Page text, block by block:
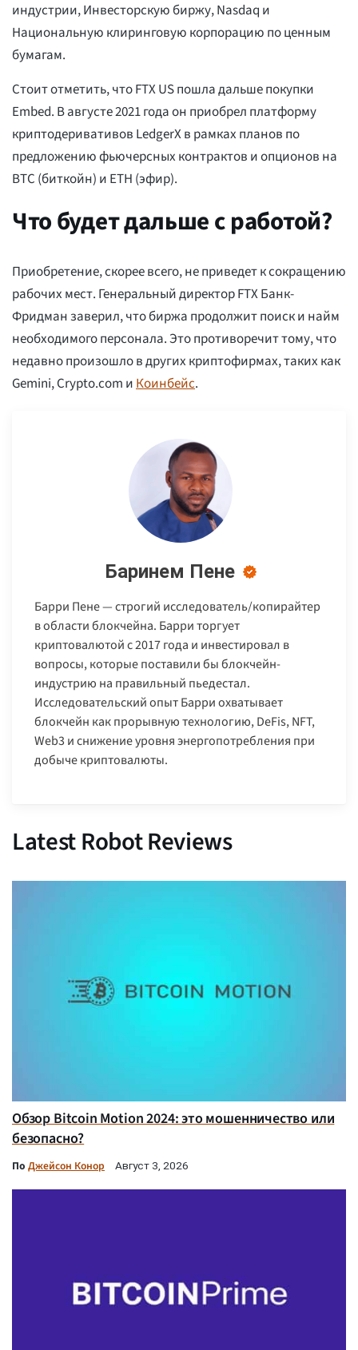
индустрии, Инвесторскую биржу, Nasdaq и
Национальную клиринговую корпорацию по ценным
бумагам.
Стоит отметить, что FTX US пошла дальше покупки
Embed. В августе 2021 года он приобрел платформу
криптодеривативов LedgerX в рамках планов по
предложению фьючерсных контрактов и опционов на
BTC (биткойн) и ETH (эфир).
Что будет дальше с работой?
Приобретение, скорее всего, не приведет к сокращению
рабочих мест. Генеральный директор FTX Банк-
Фридман заверил, что биржа продолжит поиск и найм
необходимого персонала. Это противоречит тому, что
недавно произошло в других криптофирмах, таких как
Gemini, Crypto.com иКоинбейс.
Баринем Пене
Барри Пене — строгий исследователь/копирайтер
в области блокчейна. Барри торгует
криптовалютой с 2017 года и инвестировал в
вопросы, которые поставили бы блокчейн-
индустрию на правильный пьедестал.
Исследовательский опыт Барри охватывает
блокчейн как прорывную технологию, DeFis, NFT,
Web3 и снижение уровня энергопотребления при
добыче криптовалюты.
Latest Robot Reviews
Обзор Bitcoin Motion 2024: это мошенничество или
безопасно?
По Джейсон Конор Август 3, 2026